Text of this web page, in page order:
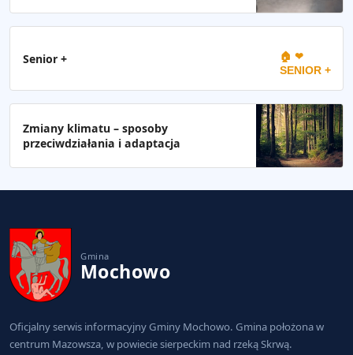
Senior + 🏠 ❤
SENIOR +
Zmiany klimatu – sposoby
przeciwdziałania i adaptacja
Gmina
Mochowo
Oficjalny serwis informacyjny Gminy Mochowo. Gmina położona w
centrum Mazowsza, w powiecie sierpeckim nad rzeką Skrwą.